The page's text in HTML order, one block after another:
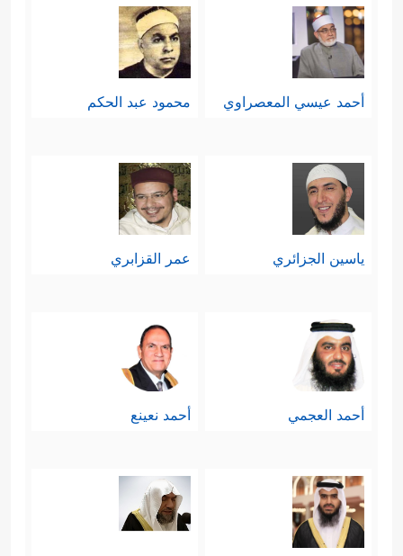
أحمد عيسي المعصراوي محمود عبد الحكم
ياسين الجزائري عمر القزابري
أحمد العجمي أحمد نعينع